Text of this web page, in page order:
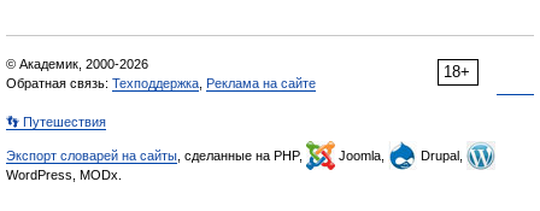
18+
© Академик, 2000-2026
Обратная связь: Техподдержка Реклама на сайте
👣 Путешествия
Экспорт словарей на сайты , сделанные на PHP, Joomla,
Drupal,
WordPress, MODx.